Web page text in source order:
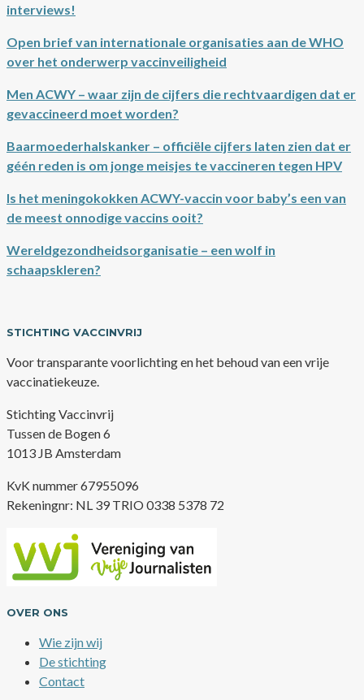
interviews!
Open brief van internationale organisaties aan de WHO
over het onderwerp vaccinveiligheid
Men ACWY – waar zijn de cijfers die rechtvaardigen dat er
gevaccineerd moet worden?
Baarmoederhalskanker – officiële cijfers laten zien dat er
géén reden is om jonge meisjes te vaccineren tegen HPV
Is het meningokokken ACWY-vaccin voor baby’s een van
de meest onnodige vaccins ooit?
Wereldgezondheidsorganisatie – een wolf in
schaapskleren?
STICHTING VACCINVRIJ
Voor transparante voorlichting en het behoud van een vrije
vaccinatiekeuze.
Stichting Vaccinvrij
Tussen de Bogen 6
1013 JB Amsterdam
KvK nummer 67955096
Rekeningnr: NL 39 TRIO 0338 5378 72
OVER ONS
Wie zijn wij
De stichting
Contact